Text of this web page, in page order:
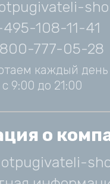
108-11-41
777-05-28
каждый день
с 9:00 до 21:00
о
otpugivateli-